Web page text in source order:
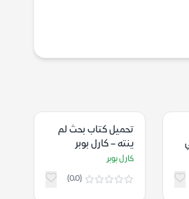
تحميل كتاب بحث لم
ينته – كارل بوبر
كارل بوبر
(0.0)